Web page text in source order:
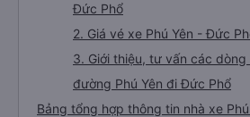
Đức Phổ
2. Giá vé xe Phú Yên - Đức
3. Giới thiệu, tư vấn các
đường Phú Yên đi Đức Phổ
Bảng tổng hợp thông tin nhà xe